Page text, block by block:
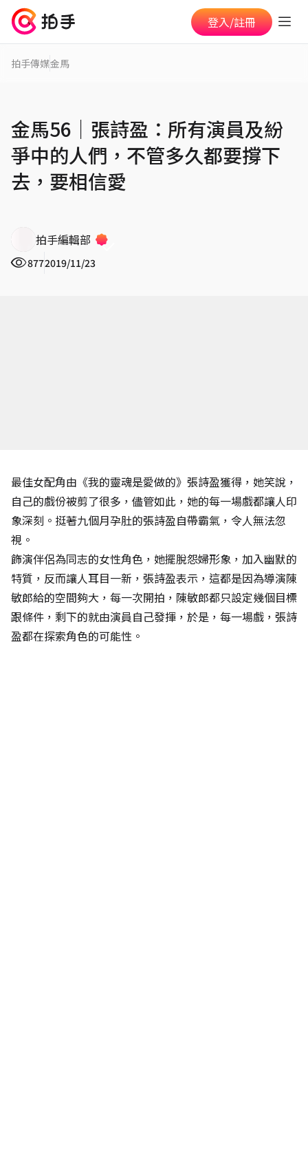
登入/註冊
拍手傳媒金馬
金馬56│張詩盈：所有演員及紛
爭中的人們，不管多久都要撐下
去，要相信愛
拍手編輯部
8772019/11/23
最佳女配角由《我的靈魂是愛做的》張詩盈獲得，她笑說，
自己的戲份被剪了很多，儘管如此，她的每一場戲都讓人印
象深刻。挺著九個月孕肚的張詩盈自帶霸氣，令人無法忽
視。
飾演伴侶為同志的女性角色，她擺脫怨婦形象，加入幽默的
特質，反而讓人耳目一新，張詩盈表示，這都是因為導演陳
敏郎給的空間夠大，每一次開拍，陳敏郎都只設定幾個目標
跟條件，剩下的就由演員自己發揮，於是，每一場戲，張詩
盈都在探索角色的可能性。